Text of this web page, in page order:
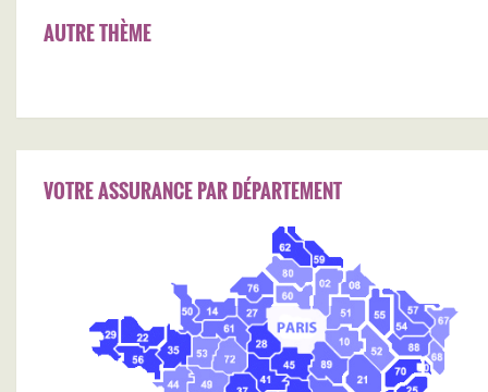
AUTRE THÈME
VOTRE ASSURANCE PAR DÉPARTEMENT